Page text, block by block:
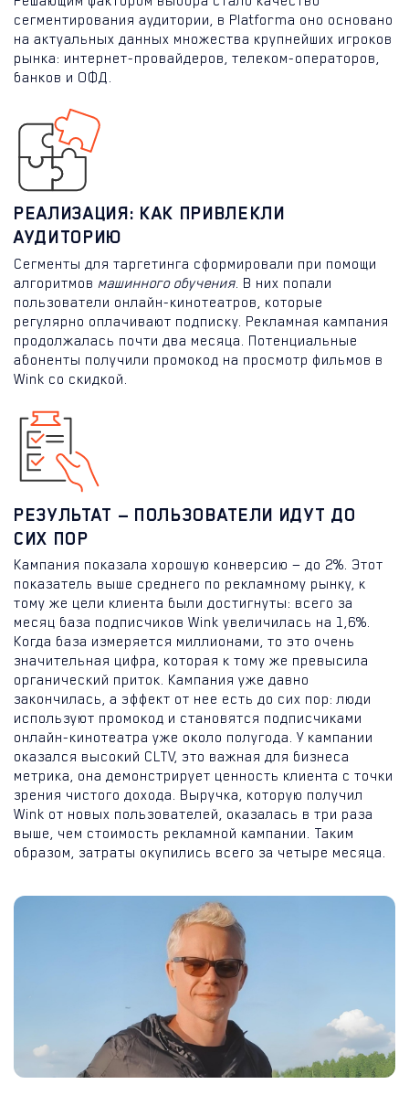
сегментирования аудитории, в Platforma оно основано
на актуальных данных множества крупнейших игроков
рынка: интернет-провайдеров, телеком-операторов,
банков и ОФД.
РЕАЛИЗАЦИЯ: КАК ПРИВЛЕКЛИ
АУДИТОРИЮ
Сегменты для таргетинга сформировали при помощи
алгоритмов машинного обучения. В них попали
пользователи онлайн-кинотеатров, которые
регулярно оплачивают подписку. Рекламная кампания
продолжалась почти два месяца. Потенциальные
абоненты получили промокод на просмотр фильмов в
Wink со скидкой.
РЕЗУЛЬТАТ — ПОЛЬЗОВАТЕЛИ ИДУТ ДО
СИХ ПОР
Кампания показала хорошую конверсию — до 2%. Этот
показатель выше среднего по рекламному рынку, к
тому же цели клиента были достигнуты: всего за
месяц база подписчиков Wink увеличилась на 1,6%.
Когда база измеряется миллионами, то это очень
значительная цифра, которая к тому же превысила
органический приток. Кампания уже давно
закончилась, а эффект от нее есть до сих пор: люди
используют промокод и становятся подписчиками
онлайн-кинотеатра уже около полугода. У кампании
оказался высокий CLTV, это важная для бизнеса
метрика, она демонстрирует ценность клиента с точки
зрения чистого дохода. Выручка, которую получил
Wink от новых пользователей, оказалась в три раза
выше, чем стоимость рекламной кампании. Таким
образом, затраты окупились всего за четыре месяца.